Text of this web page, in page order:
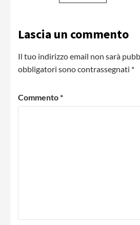
Lascia un commento
Il tuo indirizzo email non sarà
obbligatori sono contrassegnati *
Commento*